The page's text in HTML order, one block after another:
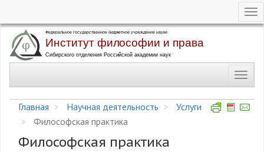
Перейти
основному
Главная
Научная деятельность
Услуги
Философская практика
Философская практика